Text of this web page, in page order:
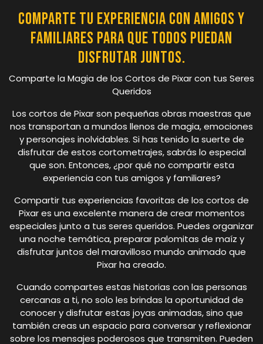
Comparte tu experiencia con amigos y
familiares para que todos puedan
disfrutar juntos.
Comparte la Magia de los Cortos de Pixar con tus Seres
Queridos
Los cortos de Pixar son pequeñas obras maestras que
nos transportan a mundos llenos de magia, emociones
y personajes inolvidables. Si has tenido la suerte de
disfrutar de estos cortometrajes, sabrás lo especial
que son. Entonces, ¿por qué no compartir esta
experiencia con tus amigos y familiares?
Compartir tus experiencias favoritas de los cortos de
Pixar es una excelente manera de crear momentos
especiales junto a tus seres queridos. Puedes organizar
una noche temática, preparar palomitas de maíz y
disfrutar juntos del maravilloso mundo animado que
Pixar ha creado.
Cuando compartes estas historias con las personas
cercanas a ti, no solo les brindas la oportunidad de
conocer y disfrutar estas joyas animadas, sino que
también creas un espacio para conversar y reflexionar
sobre los mensajes poderosos que transmiten. Pueden